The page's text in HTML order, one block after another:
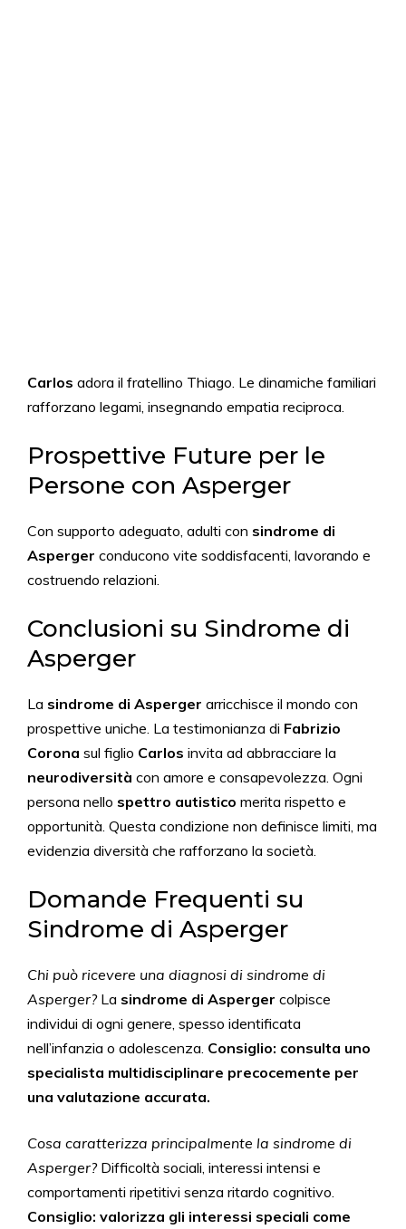
Carlos adora il fratellino Thiago. Le dinamiche familiari
rafforzano legami, insegnando empatia reciproca.
Prospettive Future per le
Persone con Asperger
Con supporto adeguato, adulti con sindrome di
Asperger conducono vite soddisfacenti, lavorando e
costruendo relazioni.
Conclusioni su Sindrome di
Asperger
La sindrome di Asperger arricchisce il mondo con
prospettive uniche. La testimonianza di Fabrizio
Corona sul figlio Carlos invita ad abbracciare la
neurodiversità con amore e consapevolezza. Ogni
persona nello spettro autistico merita rispetto e
opportunità. Questa condizione non definisce limiti, ma
evidenzia diversità che rafforzano la società.
Domande Frequenti su
Sindrome di Asperger
Chi può ricevere una diagnosi di sindrome di
Asperger?La sindrome di Asperger colpisce
individui di ogni genere, spesso identificata
nell’infanzia o adolescenza. Consiglio: consulta uno
specialista multidisciplinare precocemente per
una valutazione accurata.
Cosa caratterizza principalmente la sindrome di
Asperger?Difficoltà sociali, interessi intensi e
comportamenti ripetitivi senza ritardo cognitivo.
Consiglio: valorizza gli interessi speciali come